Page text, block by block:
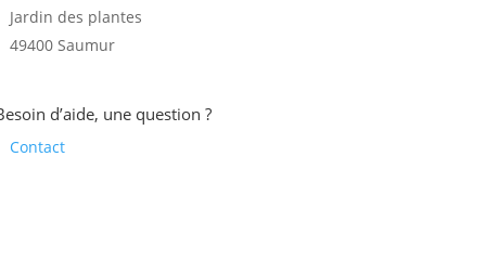
Jardin des plantes
49400 Saumur
d’aide, une question ?
Contact